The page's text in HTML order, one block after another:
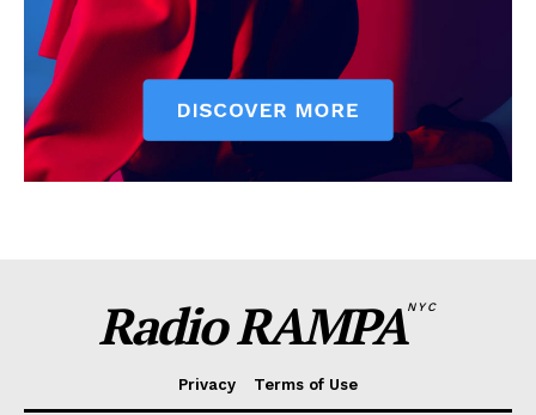
Radio RAMPANYC
Privacy Terms of Use